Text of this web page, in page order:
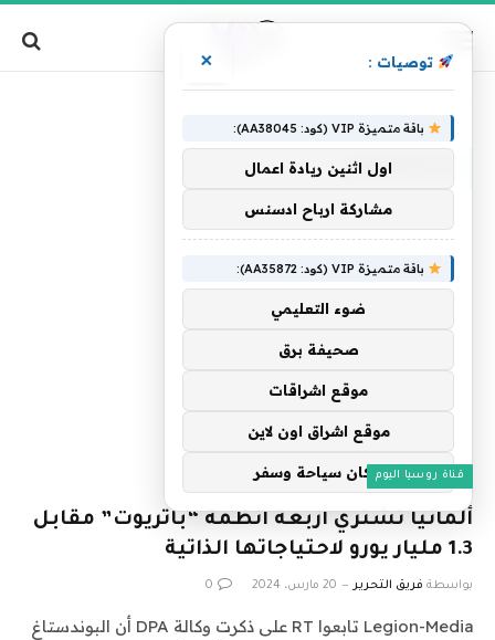
لاحتياجاتها
قناة روسيا اليوم
ألمانيا تشتري أربعة أنظمة “باتريوت” مقابل
1.3 مليار يورو لاحتياجاتها الذاتية
بواسطة فريق التحرير 20 مارس، 2024 0
Legion-Media تابعوا RT على ذكرت وكالة DPA أن البوندستاغ
توصيات : ×
باقة متميزة VIP (كود: AA38045):
اول اثنين ريادة اعمال
مشاركة ارباح ادسنس
باقة متميزة VIP (كود: AA35872):
ضوء التعليمي
صحيفة برق
موقع اشراقات
موقع اشراق اون لاين
اركان سياحة وسفر